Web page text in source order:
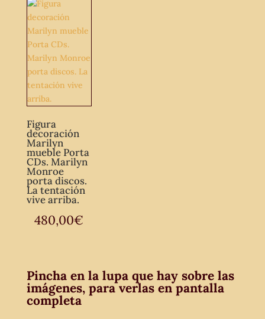
Figura
decoración
Marilyn
mueble Porta
CDs. Marilyn
Monroe
porta discos.
La tentación
vive arriba.
480,00€
Pincha en la lupa que hay sobre las
imágenes, para verlas en pantalla
completa